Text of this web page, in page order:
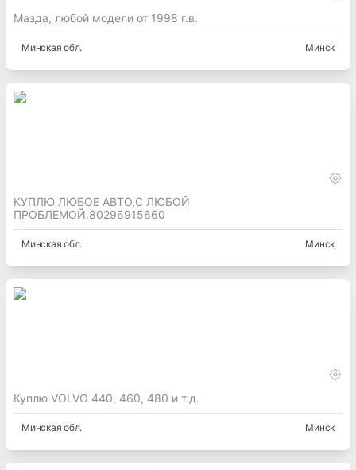
Мазда, любой модели от 1998 г.в.
Минская обл. Минск
КУПЛЮ ЛЮБОЕ АВТО,С ЛЮБОЙ
ПРОБЛЕМОЙ.80296915660
Минская обл. Минск
Куплю VOLVO 440, 460, 480 и т.д.
Минская обл. Минск